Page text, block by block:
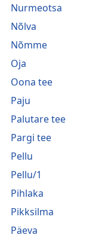
Nurmeotsa
Nõlva
Nõmme
Oja
Oona tee
Paju
Palutare tee
Pargi tee
Pellu
Pellu/1
Pihlaka
Pikksilma
Päeva